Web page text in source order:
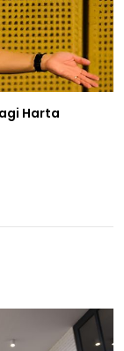
Harta